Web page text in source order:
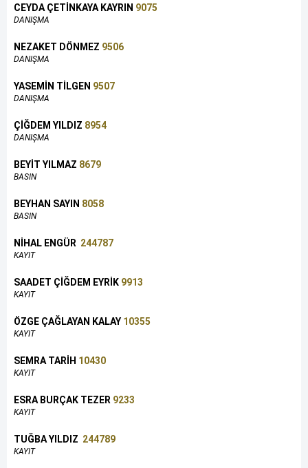
CEYDA ÇETİNKAYA KAYRIN 9075
DANIŞMA
NEZAKET DÖNMEZ 9506
DANIŞMA
YASEMİN TİLGEN 9507
DANIŞMA
ÇİĞDEM YILDIZ 8954
DANIŞMA
BEYİT YILMAZ 8679
BASIN
BEYHAN SAYIN 8058
BASIN
NİHAL ENGÜR 244787
KAYIT
SAADET ÇİĞDEM EYRİK 9913
KAYIT
ÖZGE ÇAĞLAYAN KALAY 10355
KAYIT
SEMRA TARİH 10430
KAYIT
ESRA BURÇAK TEZER 9233
KAYIT
TUĞBA YILDIZ 244789
KAYIT